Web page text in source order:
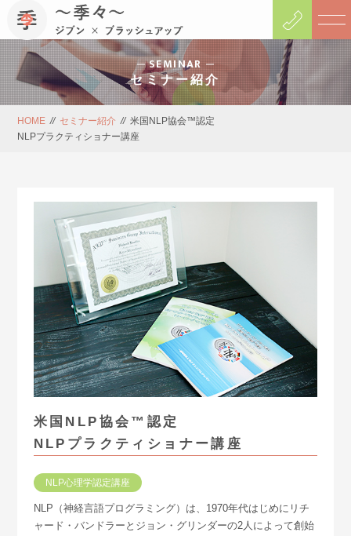
SEMINAR
セミナー紹介
HOME // セミナー紹介 // 米国NLP協会™認定
NLPプラクティショナー講座
米国NLP協会™認定
NLPプラクティショナー講座
NLP心理学認定講座
NLP（神経言語プログラミング）は、1970年代はじめにリチ
ャード・バンドラーとジョン・グリンダーの2人によって創始